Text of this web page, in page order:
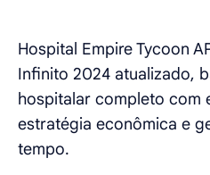
Hospital Empire Tycoon
Infinito 2024 atualizado,
hospitalar completo com
estratégia econômica e
tempo.